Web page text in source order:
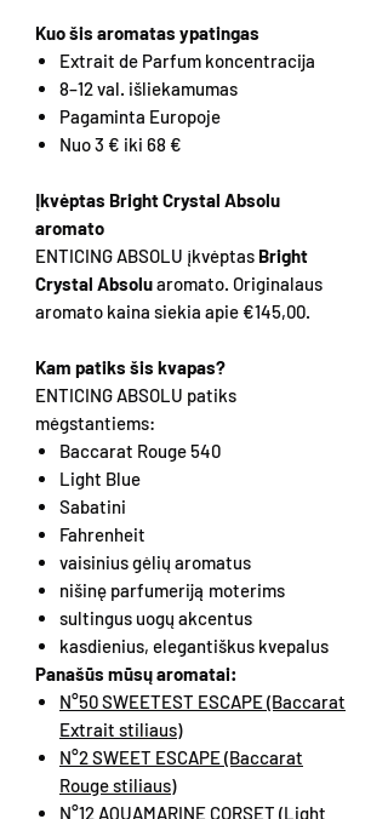
Kuo šis aromatas ypatingas
Extrait de Parfum koncentracija
8–12 val. išliekamumas
Pagaminta Europoje
Nuo 3 € iki 68 €
Įkvėptas Bright Crystal Absolu
aromato
ENTICING ABSOLU įkvėptas Bright
Crystal Absoluaromato. Originalaus
aromato kaina siekia apie €145,00.
Kam patiks šis kvapas?
ENTICING ABSOLU patiks
mėgstantiems:
Baccarat Rouge 540
Light Blue
Sabatini
Fahrenheit
vaisinius gėlių aromatus
nišinę parfumeriją moterims
sultingus uogų akcentus
kasdienius, elegantiškus kvepalus
Panašūs mūsų aromatai:
N°50 SWEETEST ESCAPE (Baccarat
Extrait stiliaus)
N°2 SWEET ESCAPE (Baccarat
Rouge stiliaus)
N°12 AQUAMARINE CORSET (Light